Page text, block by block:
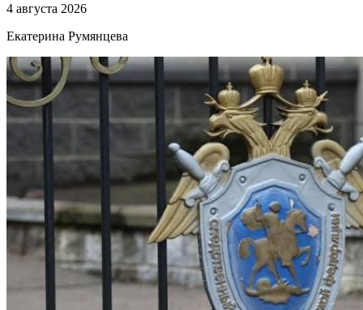
4 августа 2026
Екатерина Румянцева